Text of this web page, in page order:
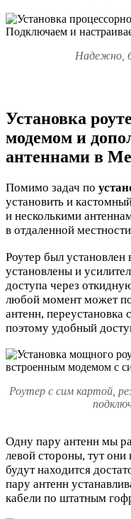
Надежно,
Установка
модемом и
антеннами в
Помимо задач по
установить и
и несколькими
в отдаленной
Роутер был
установлены и
доступа через
любой момент может
антенн, переустановка
поэтому удобный
Роутер с сим картой,
Одну пару антенн мы
левой стороны, тут
будут находится
пару антенн
кабели по штатным